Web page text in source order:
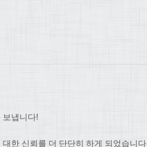
보냅니다!
한 신뢰를 더 단단히 하게 되었습니다